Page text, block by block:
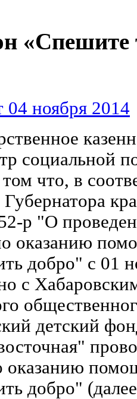
«Спешите
ноября 2014
социальной
что, в
р "О
оказанию
добро" с 01
с
детский
оказанию
добро"